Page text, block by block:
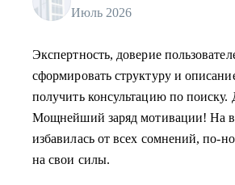
Июль 2026
Экспертность, доверие
сформировать структуру и
получить консультацию по поиску.
Мощнейший заряд мотивации! На
избавилась от всех сомнений, по-
на свои силы.